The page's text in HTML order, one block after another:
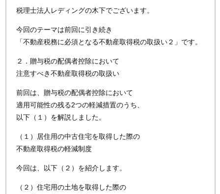
税理士法人レディングの木下でございます。
今回のテーマは前回に引き続き
「不動産税務に必須となる不動産取得税の取扱い２」です。
２．贈与税の配偶者控除において
注意すべき不動産取得税の取扱い
前回は、贈与税の配偶者控除において
適用可能性の残る2つの軽減措置のうち、
以下（１）を解説しました。
（１）居住用の中古住宅を取得した際の
不動産取得税の軽減制度
今回は、以下（２）を紹介します。
（２）住宅用の土地を取得した際の